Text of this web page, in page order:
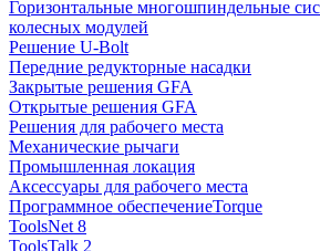
Горизонтальные многошпиндельные
колесных модулей
Решение U-Bolt
Передние редукторные насадки
Закрытые решения GFA
Открытые решения GFA
Решения для рабочего места
Механические рычаги
Промышленная локация
Аксессуары для рабочего места
Программное обеспечениеTorque
ToolsNet 8
ToolsTalk 2